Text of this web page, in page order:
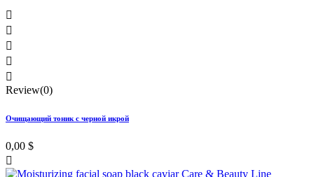





Review(0)
Очищающий тоник с черной икрой
0,00 $
